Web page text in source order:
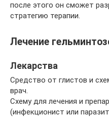
после этого он сможет
стратегию терапии.
Лечение
Лекарства
Средство от глистов и
врач.
Схему для лечения и
(инфекционист или